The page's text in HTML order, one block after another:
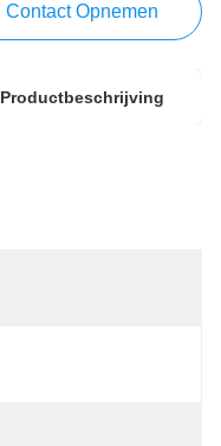
Contact Opnemen
Productbeschrijving